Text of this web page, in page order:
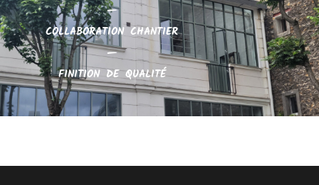
—
COLLABORATION CHANTIER
—
FINITION DE QUALITÉ